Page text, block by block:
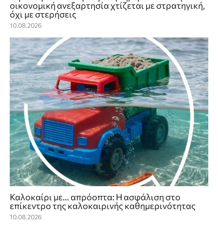
οικονομική ανεξαρτησία χτίζεται με στρατηγική,
όχι με στερήσεις
10.08.2026
Καλοκαίρι με… απρόοπτα: Η ασφάλιση στο
επίκεντρο της καλοκαιρινής καθημερινότητας
10.08.2026